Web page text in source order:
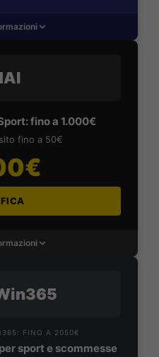
fino a 1.000€
fino a 50€
FINO A 2050€
sport e scommesse